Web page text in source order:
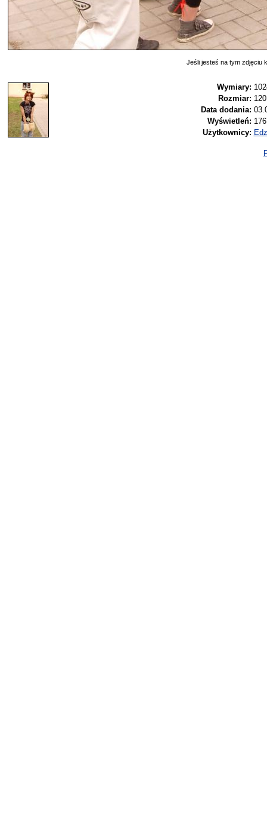
Jeśli jesteś na tym zdjęciu
Wymiary:
Rozmiar:
Data dodania:
Wyświetleń:
Użytkownicy: